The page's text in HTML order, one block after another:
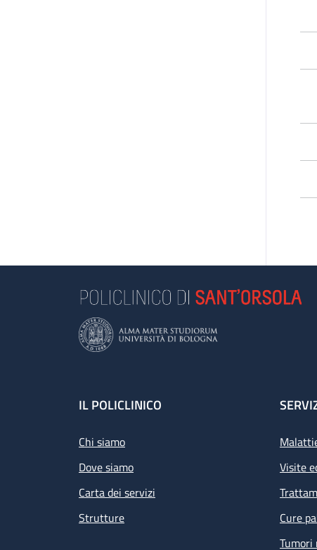
Footer
IL POLICLINICO
Chi siamo
Dove siamo
Carta dei servizi
Strutture
Visite
Cure
Tumori